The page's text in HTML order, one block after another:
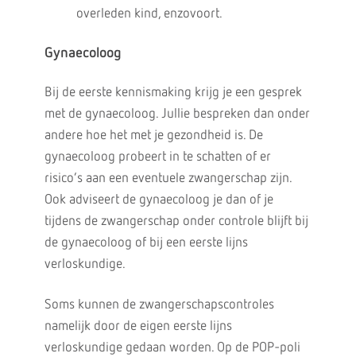
overleden kind, enzovoort.
Gynaecoloog
Bij de eerste kennismaking krijg je een gesprek
met de gynaecoloog. Jullie bespreken dan onder
andere hoe het met je gezondheid is. De
gynaecoloog probeert in te schatten of er
risico’s aan een eventuele zwangerschap zijn.
Ook adviseert de gynaecoloog je dan of je
tijdens de zwangerschap onder controle blijft bij
de gynaecoloog of bij een eerste lijns
verloskundige.
Soms kunnen de zwangerschapscontroles
namelijk door de eigen eerste lijns
verloskundige gedaan worden. Op de POP-poli